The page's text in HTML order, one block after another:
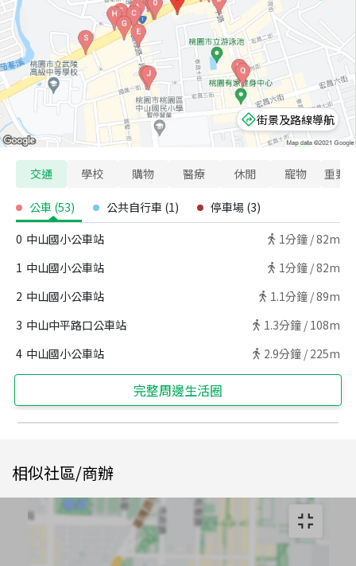
街景及路線導航
交通 學校 購物 醫療 休閒 寵物 重要
公車 (53) 公共自行車 (1) 停車場 (3)
0 中山國小公車站 1分鐘 /82m
1 中山國小公車站 1分鐘 /82m
2 中山國小公車站 1.1分鐘 /89m
3 中山中平路口公車站 1.3分鐘 / 108m
4 中山國小公車站 2.9分鐘 / 225m
完整周邊生活圈
相似社區/商辦